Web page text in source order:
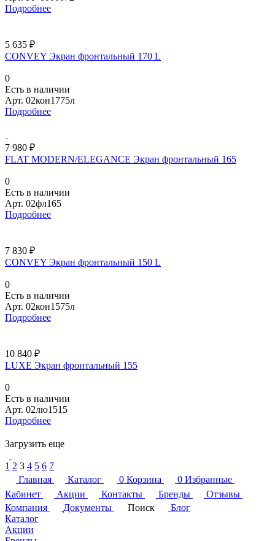
Подробнее
5 635 ₽
CONVEY Экран фронтальный 170 L
0
Есть в наличии
Арт. 02кон1775л
Подробнее
7 980 ₽
FLAT MODERN/ELEGANCE Экран фронтальный 165
0
Есть в наличии
Арт. 02фл165
Подробнее
7 830 ₽
CONVEY Экран фронтальный 150 L
0
Есть в наличии
Арт. 02кон1575л
Подробнее
10 840 ₽
LUXE Экран фронтальный 155
0
Есть в наличии
Арт. 02лю1515
Подробнее
Загрузить еще
1 2 3 4 5 6 7
Главная
Каталог 0 Корзина 0 Избранные
Кабинет
Акции Контакты Бренды
Отзывы
Компания
Документы Поиск
Блог
Каталог
Акции